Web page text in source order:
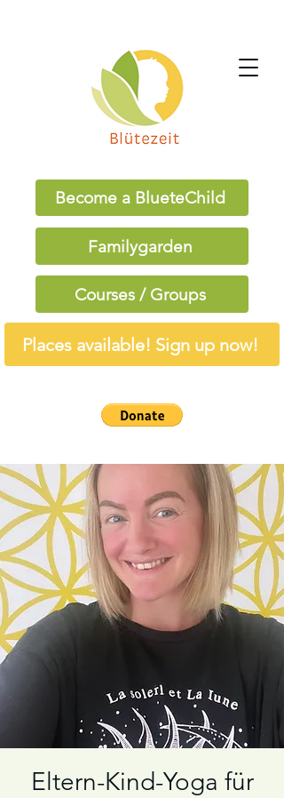
Become a BlueteChild
Familygarden
Courses / Groups
Places available! Sign up now!
Eltern-Kind-Yoga für